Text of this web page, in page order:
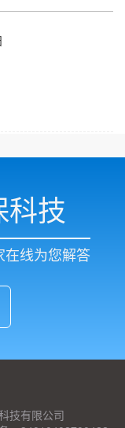
技
在线为您解答
技有限公司